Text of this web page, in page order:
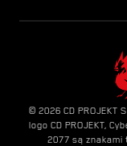
© 2026 CD PROJEKT
logo CD PROJEKT,
2077 są